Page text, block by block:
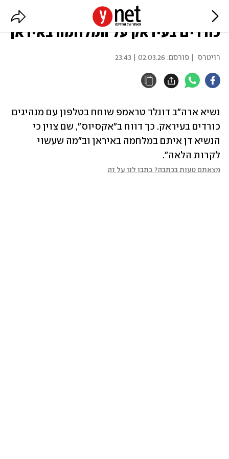
דיווח: טראמפ שוחח עם מנהיגים
כורדים בעיראק על המלחמה באיראן
רויטרס | פורסם: 02.03.26 | 23:43
לקרות הלאה".
מצאתם טעות בכתבה? כתבו לנו על זה